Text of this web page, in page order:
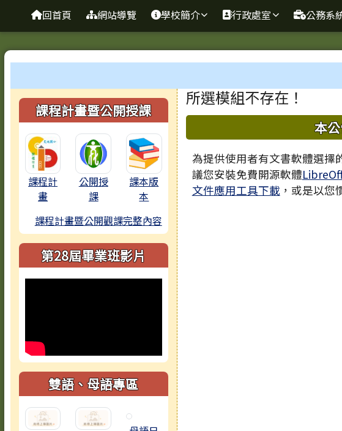
跳至主內容區
臺南市歸仁區文化國小全球資訊
導覽列
回首頁 網站導覽 學校簡介 行政處室 公務系
左邊區域內容
課程計畫暨公開授課
課程計
畫
公開授
課
課本版
本
課程計畫暨公開觀課完整內容
第28屆畢業班影片
雙語、母語專區
主內容區域
所選模組不存在！
下中區域內容 本
為提供使用者有文書軟體選擇
議您安裝免費開源軟體
文件應用工具下載 ，或是以您
頁尾區域